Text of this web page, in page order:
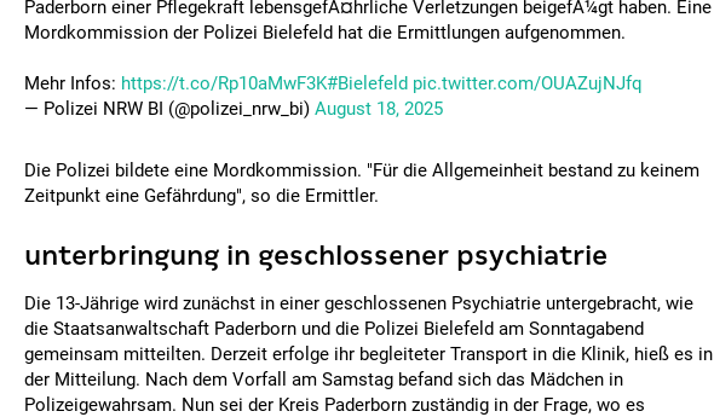
Paderborn einer Pflegekraft lebensgefÃ¤hrliche Verletzungen beigefÃ¼gt haben. Eine
Mordkommission der Polizei Bielefeld hat die Ermittlungen aufgenommen.
Mehr Infos: https://t.co/Rp10aMwF3K#Bielefeld pic.twitter.com/OUAZujNJfq
— Polizei NRW BI (@polizei_nrw_bi) August 18, 2025
Die Polizei bildete eine Mordkommission. "Für die Allgemeinheit bestand zu keinem
Zeitpunkt eine Gefährdung", so die Ermittler.
unterbringung in geschlossener psychiatrie
Die 13-Jährige wird zunächst in einer geschlossenen Psychiatrie untergebracht, wie
die Staatsanwaltschaft Paderborn und die Polizei Bielefeld am Sonntagabend
gemeinsam mitteilten. Derzeit erfolge ihr begleiteter Transport in die Klinik, hieß es in
der Mitteilung. Nach dem Vorfall am Samstag befand sich das Mädchen in
Polizeigewahrsam. Nun sei der Kreis Paderborn zuständig in der Frage, wo es